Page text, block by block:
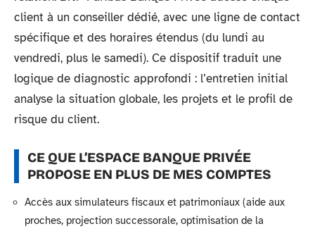
client à un conseiller dédié, avec une ligne de contact
spécifique et des horaires étendus (du lundi au
vendredi, plus le samedi). Ce dispositif traduit une
logique de diagnostic approfondi : l’entretien initial
analyse la situation globale, les projets et le profil de
risque du client.
CE QUE L’ESPACE BANQUE PRIVÉE
PROPOSE EN PLUS DE MES COMPTES
Accès aux simulateurs fiscaux et patrimoniaux (aide aux
proches, projection successorale, optimisation de la